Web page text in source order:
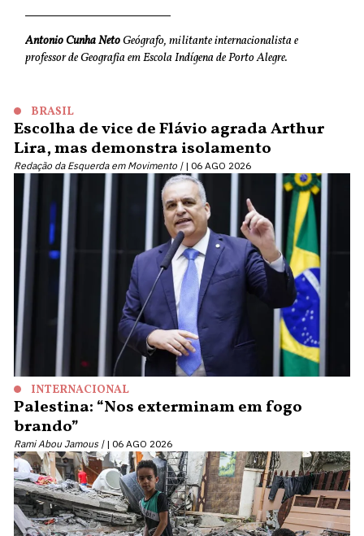
Antonio Cunha NetoGeógrafo, militante internacionalista e
professor de Geografia em Escola Indígena de Porto Alegre.
BRASIL
Escolha de vice de Flávio agrada Arthur
Lira, mas demonstra isolamento
Redação da Esquerda em Movimento | 06 AGO 2026
INTERNACIONAL
Palestina: “Nos exterminam em fogo
brando”
Rami Abou Jamous | 06 AGO 2026